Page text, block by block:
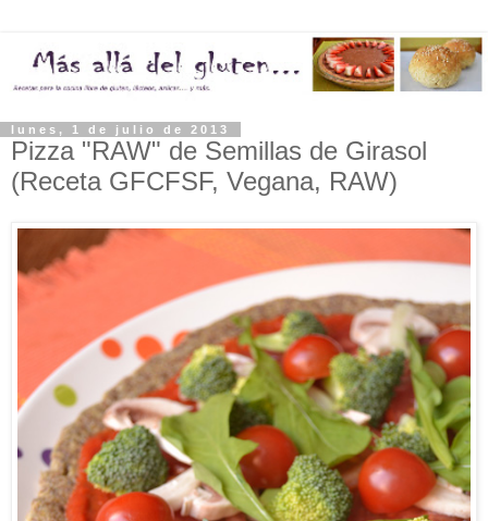
lunes, 1 de julio de 2013
Pizza "RAW" de Semillas de Girasol
(Receta GFCFSF, Vegana, RAW)